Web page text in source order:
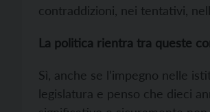
contraddizioni, nei tentativi,
La politica rientra tra queste
Sì, anche se l’impegno nelle
legislatura e penso che dieci